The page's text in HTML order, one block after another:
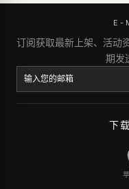
E-
订阅获取最新上架、活动
期发
下